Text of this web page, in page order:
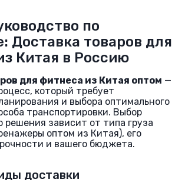
по
Доставка товаров для
Китая в Россию
для фитнеса из Китая оптом —
который требует
и выбора оптимального
транспортировки. Выбор
решения зависит от типа груза
оптом из Китая), его
и вашего бюджета.
доставки